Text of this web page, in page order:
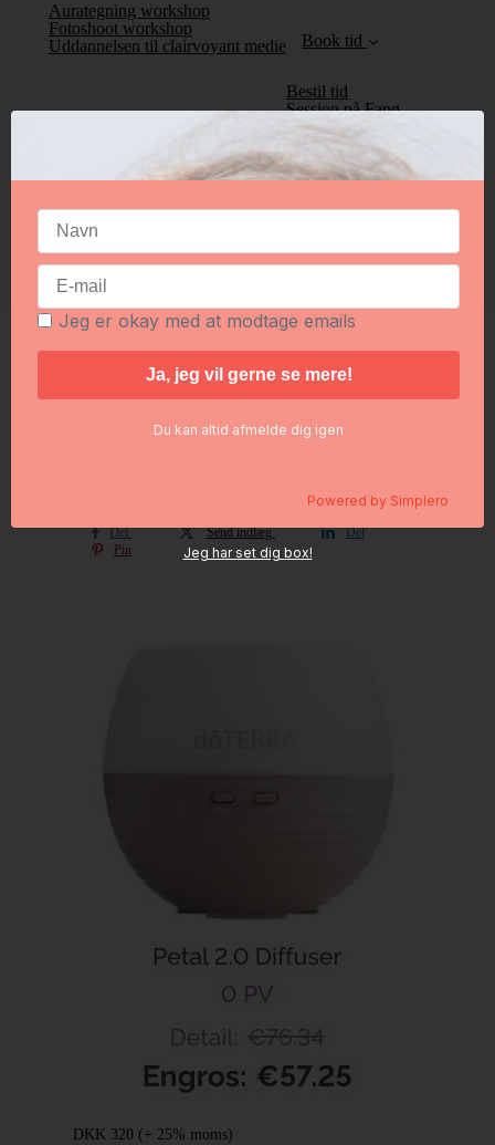
Aurategning workshop
Fotoshoot workshop
Uddannelsen til clairvoyant medie
Book tid
Bestil tid
Session på Fanø
Online session
Olie samtalen
Foredrag hos jer?
Plantedrikken
Ingredienslisten
Bliv kunde
30 grams opskrifter
Log ind
Petal diffuser. Ny
Prisen er inkl. forsendelse uanset mængde og til
Prisen er lav på varen og derfor "ingen"
Del Send indlæg
Del
Pin
DKK 320 (+ 25% moms)
Jeg er okay med at modtage emails
Du kan altid afmelde dig igen
Powered by Simplero
Jeg har set dig box!